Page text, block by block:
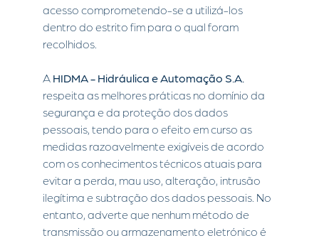
acesso comprometendo-se a utilizá-los
dentro do estrito fim para o qual foram
recolhidos.
A HIDMA - Hidráulica e Automação S.A.
respeita as melhores práticas no domínio da
segurança e da proteção dos dados
pessoais, tendo para o efeito em curso as
medidas razoavelmente exigíveis de acordo
com os conhecimentos técnicos atuais para
evitar a perda, mau uso, alteração, intrusão
ilegítima e subtração dos dados pessoais. No
entanto, adverte que nenhum método de
transmissão ou armazenamento eletrónico é